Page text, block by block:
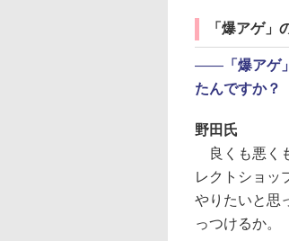
「爆アゲ
―― 「爆ア
たんですか？
野田氏
良くも悪く
レクトショッ
やりたいと思
っつけるか。